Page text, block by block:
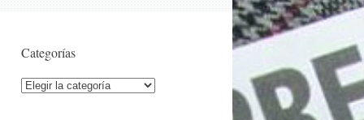
Categorías
Categorías